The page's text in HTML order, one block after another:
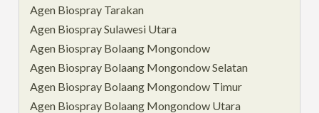
Agen Biospray Tarakan
Agen Biospray Sulawesi Utara
Agen Biospray Bolaang Mongondow
Agen Biospray Bolaang Mongondow Selatan
Agen Biospray Bolaang Mongondow Timur
Agen Biospray Bolaang Mongondow Utara